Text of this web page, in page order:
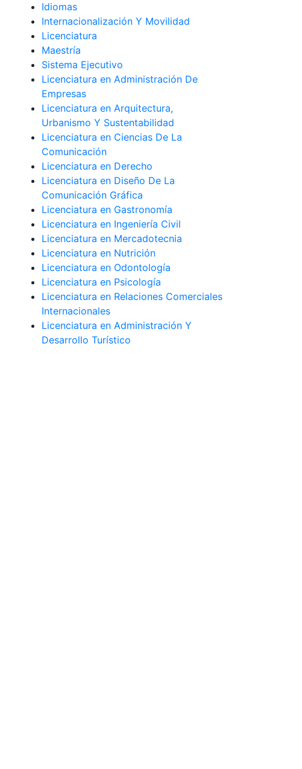
Idiomas
Internacionalización Y Movilidad
Licenciatura
Maestría
Sistema Ejecutivo
Licenciatura en Administración De
Empresas
Licenciatura en Arquitectura,
Urbanismo Y Sustentabilidad
Licenciatura en Ciencias De La
Comunicación
Licenciatura en Derecho
Licenciatura en Diseño De La
Comunicación Gráfica
Licenciatura en Gastronomía
Licenciatura en Ingeniería Civil
Licenciatura en Mercadotecnia
Licenciatura en Nutrición
Licenciatura en Odontología
Licenciatura en Psicología
Licenciatura en Relaciones Comerciales
Internacionales
Licenciatura en Administración Y
Desarrollo Turístico